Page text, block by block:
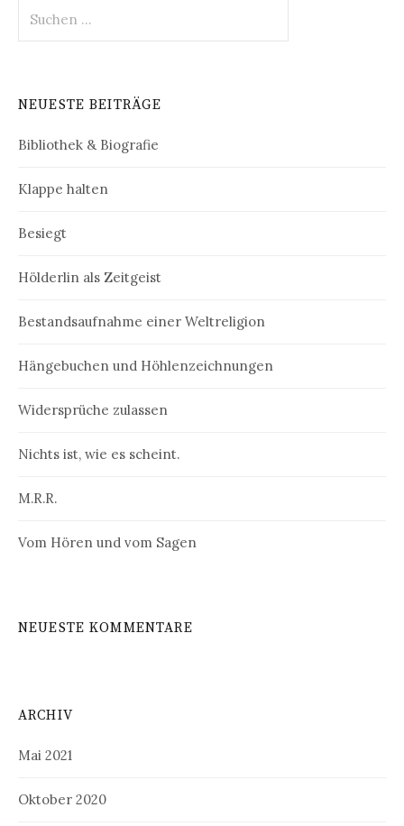
nach:
NEUESTE BEITRÄGE
Bibliothek & Biografie
Klappe halten
Besiegt
Hölderlin als Zeitgeist
Bestandsaufnahme einer Weltreligion
Hängebuchen und Höhlenzeichnungen
Widersprüche zulassen
Nichts ist, wie es scheint.
M.R.R.
Vom Hören und vom Sagen
NEUESTE KOMMENTARE
ARCHIV
Mai 2021
Oktober 2020